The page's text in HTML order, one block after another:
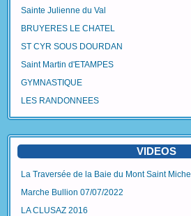
Sainte Julienne du Val
BRUYERES LE CHATEL
ST CYR SOUS DOURDAN
Saint Martin d'ETAMPES
GYMNASTIQUE
LES RANDONNEES
VIDEOS
La Traversée de la Baie du Mont Saint Michel
Marche Bullion 07/07/2022
LA CLUSAZ 2016